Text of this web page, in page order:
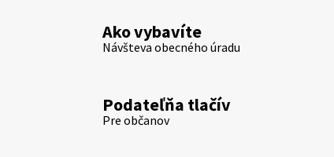
Ako vybavíte
Návšteva obecného úradu
Podateľňa tlačív
Pre občanov